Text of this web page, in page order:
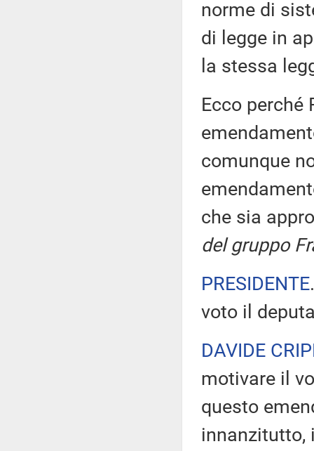
norme di
di legge in
la stessa
Ecco perché
comunque
che sia
del gruppo
PRESIDENTE
voto il
DAVIDE
motivare il
questo
innanzitutto,